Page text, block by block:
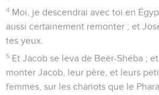
4 Moi, je descendrai avec toi en
aussi certainement remonter ; et
tes yeux.
5 Et Jacob se leva de Beër-Shéba ;
monter Jacob, leur père, et leurs
femmes, sur les chariots que le